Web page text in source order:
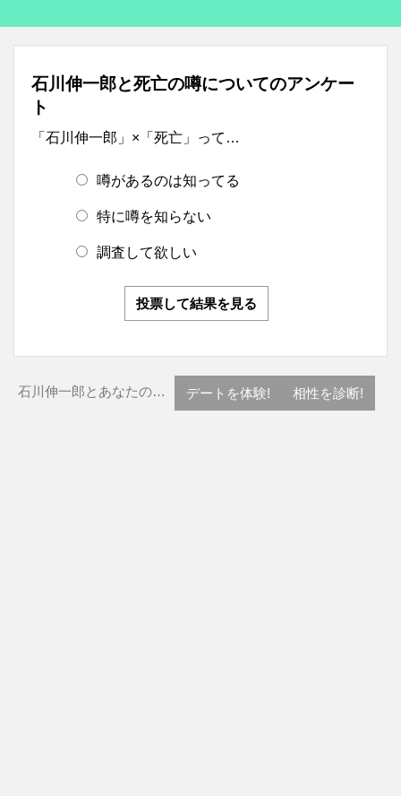
石川伸一郎と死亡の噂についてのアンケー
ト
「石川伸一郎」×「死亡」って…
噂があるのは知ってる
特に噂を知らない
調査して欲しい
投票して結果を見る
石川伸一郎とあなたの… デートを体験! 相性を診断!